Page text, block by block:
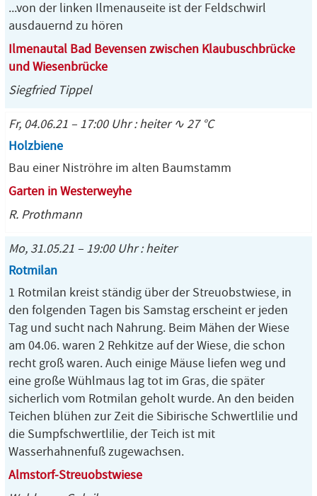
...von der linken Ilmenauseite ist der Feldschwirl
ausdauernd zu hören
Ilmenautal Bad Bevensen zwischen Klaubuschbrücke
und Wiesenbrücke
Siegfried Tippel
Fr, 04.06.21 – 17:00 Uhr : heiter ∿ 27 °C
Holzbiene
Bau einer Niströhre im alten Baumstamm
Garten in Westerweyhe
R. Prothmann
Mo, 31.05.21 – 19:00 Uhr : heiter
Rotmilan
1 Rotmilan kreist ständig über der Streuobstwiese, in
den folgenden Tagen bis Samstag erscheint er jeden
Tag und sucht nach Nahrung. Beim Mähen der Wiese
am 04.06. waren 2 Rehkitze auf der Wiese, die schon
recht groß waren. Auch einige Mäuse liefen weg und
eine große Wühlmaus lag tot im Gras, die später
sicherlich vom Rotmilan geholt wurde. An den beiden
Teichen blühen zur Zeit die Sibirische Schwertlilie und
die Sumpfschwertlilie, der Teich ist mit
Wasserhahnenfuß zugewachsen.
Almstorf-Streuobstwiese